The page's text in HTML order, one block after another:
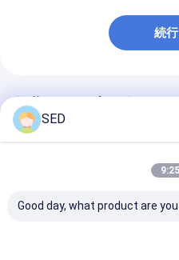
続行
推薦されたプロダクト
SED
Good day, what product are